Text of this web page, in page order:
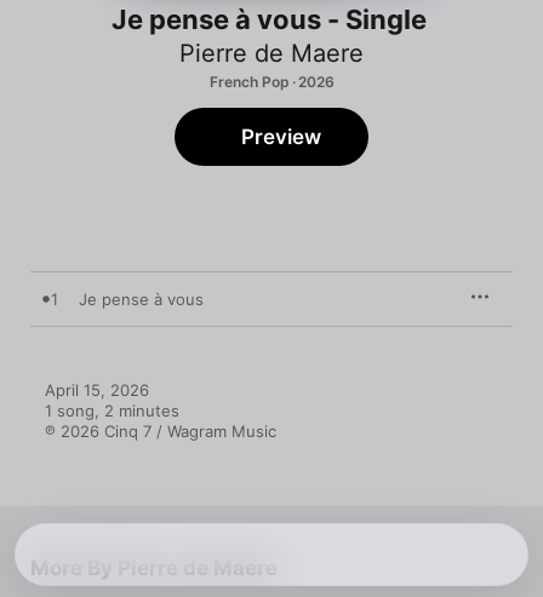
Je pense à vous - Single
Pierre de Maere
French Pop · 2026
Preview
1 Je pense à vous
April 15, 2026
1 song, 2 minutes
℗ 2026 Cinq 7 / Wagram Music
More By Pierre de Maere